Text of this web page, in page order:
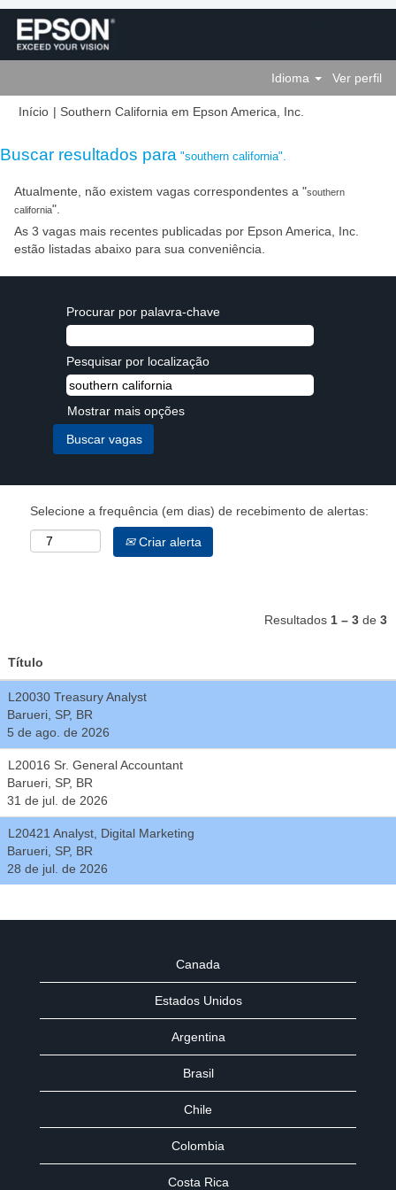
Idioma Ver perfil
Início | Southern California em Epson America, Inc.
Buscar resultados para "southern california".
Atualmente, não existem vagas correspondentes a "southern
california".
As 3 vagas mais recentes publicadas por Epson America, Inc.
estão listadas abaixo para sua conveniência.
Procurar por palavra-chave
Pesquisar por localização
Mostrar mais opções
Selecione a frequência (em dias) de recebimento de alertas:
Criar alerta
Resultados 1 – 3 de 3
Título
L20030 Treasury Analyst
Barueri, SP, BR
5 de ago. de 2026
L20016 Sr. General Accountant
Barueri, SP, BR
31 de jul. de 2026
L20421 Analyst, Digital Marketing
Barueri, SP, BR
28 de jul. de 2026
Canada
Estados Unidos
Argentina
Brasil
Chile
Colombia
Costa Rica